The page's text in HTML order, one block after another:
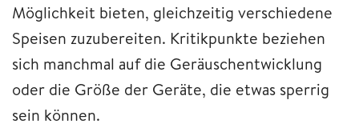
Möglichkeit bieten, gleichzeitig verschiedene
Speisen zuzubereiten. Kritikpunkte beziehen
sich manchmal auf die Geräuschentwicklung
oder die Größe der Geräte, die etwas sperrig
sein können.